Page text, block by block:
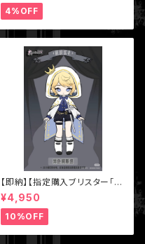
dible Doll】1/8 BJD ブライン
ドドール
4%OFF
【即納】【指定購入ブリスター「色
違いアスタ（白マント）】【秘境巡
礼】シリーズ【Sunless】スタジ
オ 1/12 BJD ブラインドドール
¥4,950
10%OFF